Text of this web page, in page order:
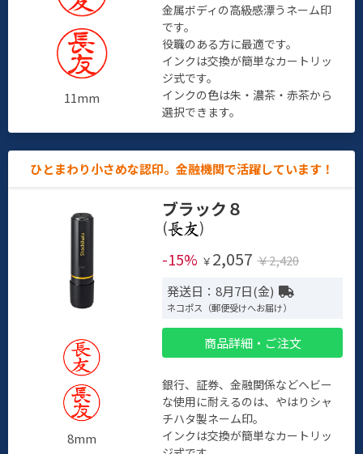
11mm
金属ボディの高級感漂うネーム印
です。
役職のある方に最適です。
インクは交換が簡単なカートリッ
ジ式です。
インクの色は朱・濃茶・赤茶から
選択できます。
ひとまわり小さめな認印。金融機関で活躍しています！
8mm
ブラック８
(
)
-15% ￥ 2,057 ￥2,420
発送日：8月7日(金)
ネコポス（郵便受けへお届け）
商品詳細・ご注文
銀行、証券、金融関係などヘビー
な使用に耐えるのは、やはりシャ
チハタ製ネーム印。
インクは交換が簡単なカートリッ